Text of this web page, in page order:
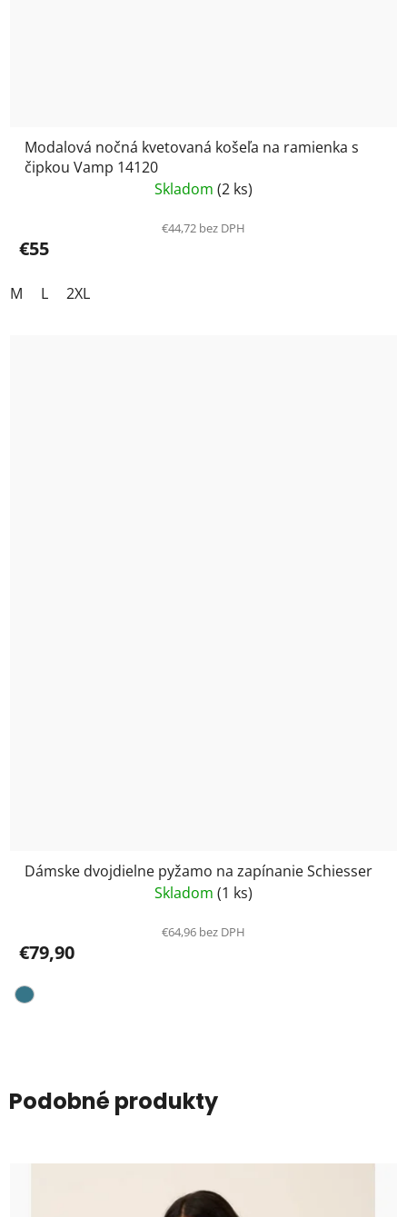
Modalová nočná kvetovaná košeľa na ramienka s
čipkou Vamp 14120
Skladom (2 ks)
€44,72 bez DPH
€55
M L 2XL
Dámske dvojdielne pyžamo na zapínanie Schiesser
Skladom (1 ks)
€64,96 bez DPH
€79,90
Podobné produkty